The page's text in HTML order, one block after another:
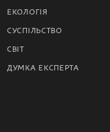
ЕКОЛОГІЯ
СУСПІЛЬСТВО
СВІТ
ДУМКА ЕКСПЕРТА